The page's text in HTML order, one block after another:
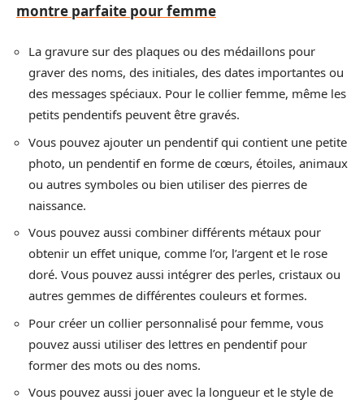
montre parfaite pour femme
La gravure sur des plaques ou des médaillons pour
graver des noms, des initiales, des dates importantes ou
des messages spéciaux. Pour le collier femme, même les
petits pendentifs peuvent être gravés.
Vous pouvez ajouter un pendentif qui contient une petite
photo, un pendentif en forme de cœurs, étoiles, animaux
ou autres symboles ou bien utiliser des pierres de
naissance.
Vous pouvez aussi combiner différents métaux pour
obtenir un effet unique, comme l’or, l’argent et le rose
doré. Vous pouvez aussi intégrer des perles, cristaux ou
autres gemmes de différentes couleurs et formes.
Pour créer un collier personnalisé pour femme, vous
pouvez aussi utiliser des lettres en pendentif pour
former des mots ou des noms.
Vous pouvez aussi jouer avec la longueur et le style de